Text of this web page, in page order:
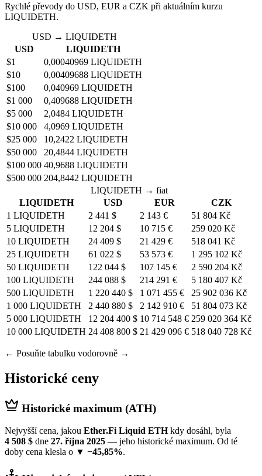
Rychlé převody do USD, EUR a CZK při aktuálním kurzu
LIQUIDETH.
USD → LIQUIDETH
USD
LIQUIDETH
$1
0,00040969 LIQUIDETH
$10
0,00409688 LIQUIDETH
$100
0,040969 LIQUIDETH
$1 000
0,409688 LIQUIDETH
$5 000
2,0484 LIQUIDETH
$10 000
4,0969 LIQUIDETH
$25 000
10,2422 LIQUIDETH
$50 000
20,4844 LIQUIDETH
$100 000 40,9688 LIQUIDETH
$500 000 204,8442 LIQUIDETH
LIQUIDETH → fiat
LIQUIDETH
USD EUR
CZK
1 LIQUIDETH
2 441 $ 2 143 €
51 804 Kč
5 LIQUIDETH
12 204 $ 10 715 €
259 020 Kč
10 LIQUIDETH
24 409 $ 21 429 €
518 041 Kč
25 LIQUIDETH
61 022 $ 53 573 €
1 295 102 Kč
50 LIQUIDETH
122 044 $ 107 145 €
2 590 204 Kč
100 LIQUIDETH
244 088 $ 214 291 €
5 180 407 Kč
500 LIQUIDETH
1 220 440 $ 1 071 455 €
25 902 036 Kč
1 000 LIQUIDETH
2 440 880 $ 2 142 910 €
51 804 073 Kč
5 000 LIQUIDETH
12 204 400 $ 10 714 548 € 259 020 364 Kč
10 000 LIQUIDETH 24 408 800 $ 21 429 096 € 518 040 728 Kč
← Posuňte tabulku vodorovně →
Historické ceny
Historické maximum (ATH)
Nejvyšší cena, jakou Ether.Fi Liquid ETHkdy dosáhl, byla
4 508 $ dne 27. října 2025 — jeho historické maximum. Od té
doby cena klesla o ▼ −45,85%.